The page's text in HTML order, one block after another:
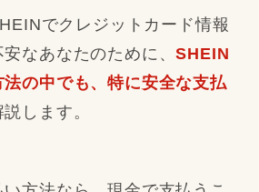
でクレジットカード情報
なあなたのために、SHEIN
の中でも、特に安全な支払
します。